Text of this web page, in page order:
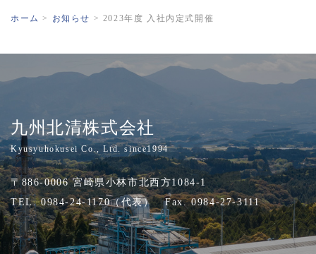
ホーム > お知らせ > 2023年度 入社内定式開催
九州北清株式会社
Kyusyuhokusei Co., Ltd. since1994
〒886-0006 宮崎県小林市北西方1084-1
TEL. 0984-24-1170（代表） Fax. 0984-27-3111